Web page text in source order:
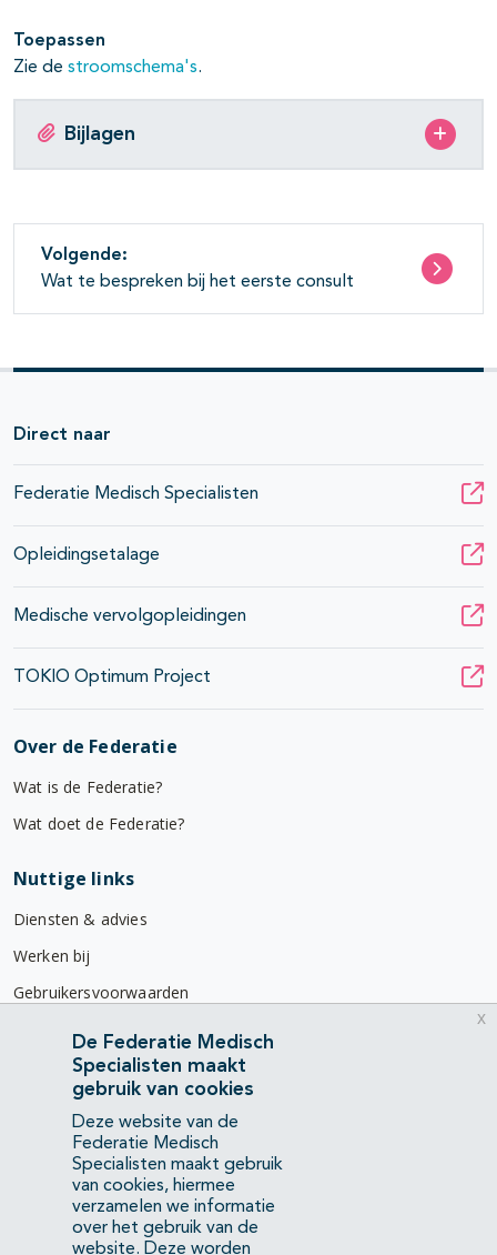
Toepassen
Zie de stroomschema's.
Bijlagen
Volgende:
Wat te bespreken bij het eerste consult
Direct naar
Federatie Medisch Specialisten
Opleidingsetalage
Medische vervolgopleidingen
TOKIO Optimum Project
Over de Federatie
Wat is de Federatie?
Wat doet de Federatie?
Nuttige links
Diensten & advies
Werken bij
Gebruikersvoorwaarden
Privacyverklaring
Contact
Mercatorlaan 1200
3528 BL Utrecht
(088) 505 34 34
info@richtlijnendatabase.nl
De Federatie Medisch
Specialisten maakt
gebruik van cookies
Deze website van de
Federatie Medisch
Specialisten maakt gebruik
van cookies, hiermee
verzamelen we informatie
over het gebruik van de
website. Deze worden
x